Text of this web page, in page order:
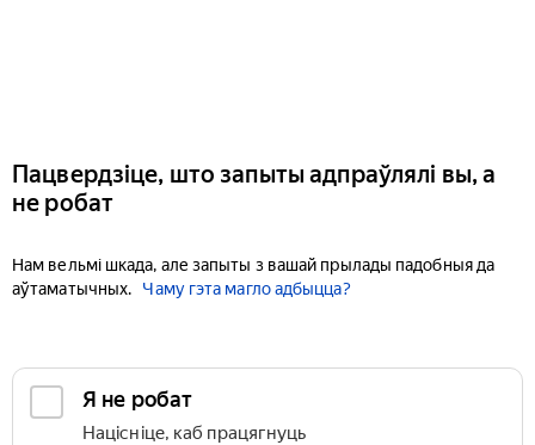
Пацвердзіце, што запыты адпраўлялі вы, а
не робат
Нам вельмі шкада, але запыты з вашай прылады падобныя да
аўтаматычных.
Чаму гэта магло адбыцца?
Я не робат
Націсніце, каб працягнуць